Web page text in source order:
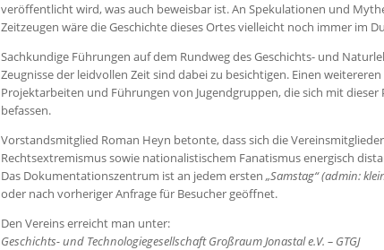
veröffentlicht wird, was auch beweisbar ist. An Spekulationen und
Zeitzeugen wäre die Geschichte dieses Ortes vielleicht noch immer im
Sachkundige Führungen auf dem Rundweg des Geschichts- und
Zeugnisse der leidvollen Zeit sind dabei zu besichtigen. Einen
Projektarbeiten und Führungen von Jugendgruppen, die sich mit
befassen.
Vorstandsmitglied Roman Heyn betonte, dass sich die
Rechtsextremismus sowie nationalistischem Fanatismus energisch
Das Dokumentationszentrum ist an jedem ersten „Samstag“ (admin:
oder nach vorheriger Anfrage für Besucher geöffnet.
Den Vereins erreicht man unter:
Geschichts- und Technologiegesellschaft Großraum Jonastal e.V. – GTGJ